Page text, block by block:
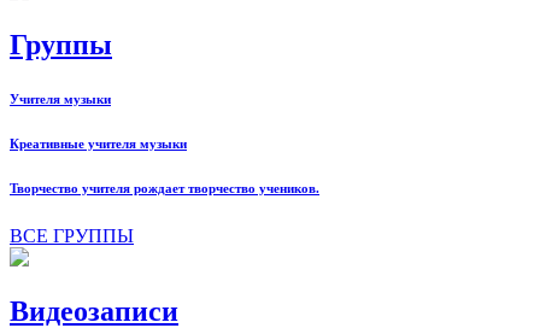
Группы
Учителя музыки
Креативные учителя музыки
Творчество учителя рождает творчество учеников.
ВСЕ ГРУППЫ
Видеозаписи